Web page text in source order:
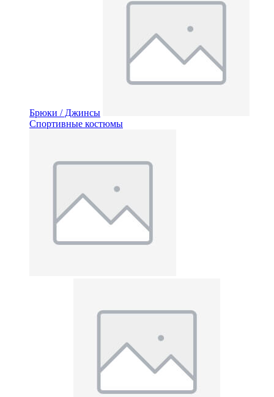
Брюки / Джинсы
Спортивные костюмы